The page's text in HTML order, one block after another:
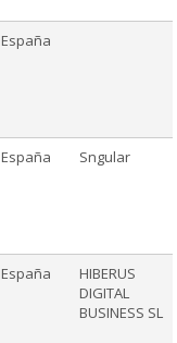
España
España Sngular
España
HIBERUS
DIGITAL
BUSINESS SL